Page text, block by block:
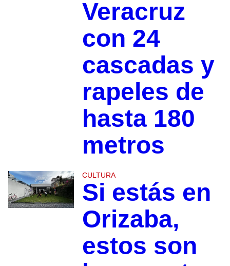
Veracruz
con 24
cascadas y
rapeles de
hasta 180
metros
CULTURA
Si estás en
Orizaba,
estos son